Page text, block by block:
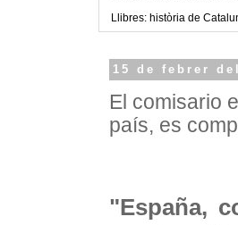
Llibres: història de
15 de febrer
El comisario
país, es
"España,